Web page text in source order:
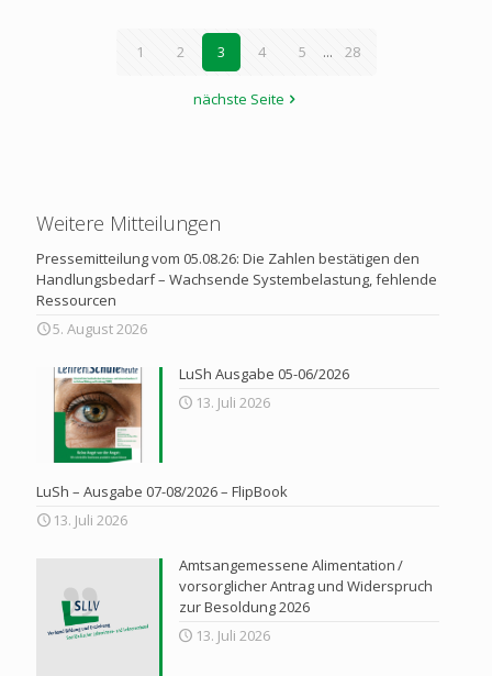
1 2 3 4 5 ... 28
nächste Seite
Weitere Mitteilungen
Pressemitteilung vom 05.08.26: Die Zahlen bestätigen den
Handlungsbedarf – Wachsende Systembelastung, fehlende
Ressourcen
5. August 2026
LuSh Ausgabe 05-06/2026
13. Juli 2026
LuSh – Ausgabe 07-08/2026 – FlipBook
13. Juli 2026
Amtsangemessene Alimentation /
vorsorglicher Antrag und Widerspruch
zur Besoldung 2026
13. Juli 2026